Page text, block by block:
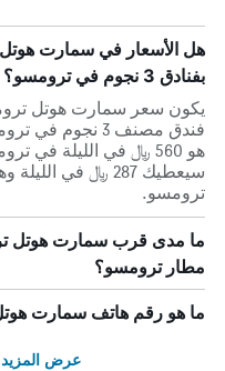
هل الأسعار في سمارت هوتل
بفنادق 3 نجوم في ترومسو؟
يكون سعر سمارت هوتل
فندق مصنف 3
هو 560 ﷼ في الليلة
ترومسو.
ما مدى قرب سمارت هوتل
مطار ترومسو؟
ما هو رقم هاتف سمارت
عرض المزيد